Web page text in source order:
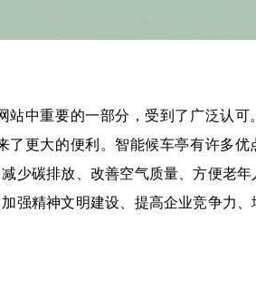
中重要的一部分，受到了广泛认可
更大的便利。智能候车亭有许多优
少碳排放、改善空气质量、方便老年
强精神文明建设、提高企业竞争力、